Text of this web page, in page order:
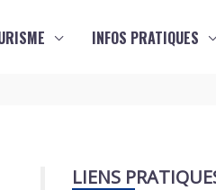
INFOS PRATIQUES
LIENS